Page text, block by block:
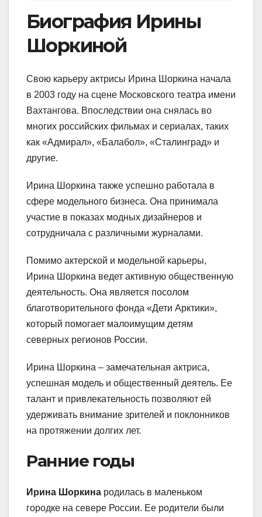
Биография Ирины
Шоркиной
Свою карьеру актрисы Ирина Шоркина начала
в 2003 году на сцене Московского театра имени
Вахтангова. Впоследствии она снялась во
многих российских фильмах и сериалах, таких
как «Адмирал», «Балабол», «Сталинград» и
другие.
Ирина Шоркина также успешно работала в
сфере модельного бизнеса. Она принимала
участие в показах модных дизайнеров и
сотрудничала с различными журналами.
Помимо актерской и модельной карьеры,
Ирина Шоркина ведет активную общественную
деятельность. Она является посолом
благотворительного фонда «Дети Арктики»,
который помогает малоимущим детям
северных регионов России.
Ирина Шоркина – замечательная актриса,
успешная модель и общественный деятель. Ее
талант и привлекательность позволяют ей
удерживать внимание зрителей и поклонников
на протяжении долгих лет.
Ранние годы
Ирина Шоркина родилась в маленьком
городке на севере России. Ее родители были